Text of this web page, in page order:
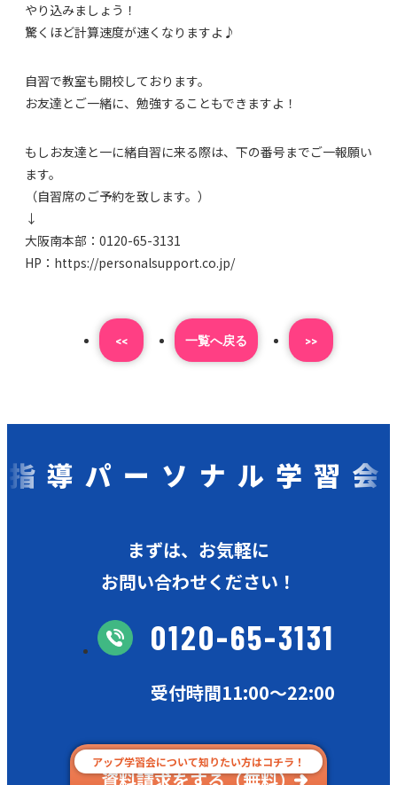
やり込みましょう！
驚くほど計算速度が速くなりますよ♪
自習で教室も開校しております。
お友達とご一緒に、勉強することもできますよ！
もしお友達と一に緒自習に来る際は、下の番号までご一報願い
ます。
（自習席のご予約を致します。）
↓
大阪南本部：0120-65-3131
HP：https://personalsupport.co.jp/
<< ⼀覧へ戻る >>
パーソナル学習会
まずは、お気軽に
お問い合わせください！
0120-65-3131
受付時間11:00〜22:00
アップ学習会について知りたい方はコチラ！